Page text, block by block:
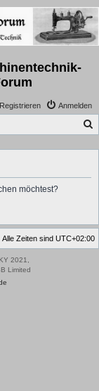
Anmelden
Registrieren
möchtest?
Alle Zeiten sind UTC+02:00
2021,
Limited